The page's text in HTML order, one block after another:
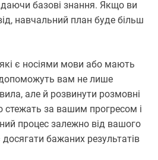
базові знання. Якщо ви
навчальний план буде більш
є носіями мови або мають
допоможуть вам не лише
але й розвинути розмовні
стежать за вашим прогресом і
процес залежно від вашого
бажаних результатів